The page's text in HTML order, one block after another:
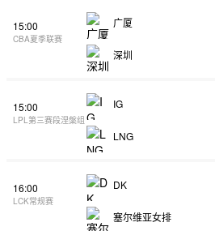
15:00
CBA夏季联赛
广厦
深圳
15:00
LPL第三赛段涅槃组
IG
LNG
16:00
LCK常规赛
DK
塞尔维亚女排